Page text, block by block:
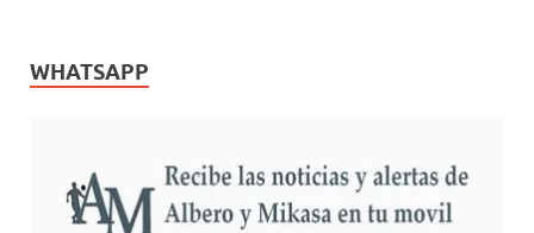
WHATSAPP